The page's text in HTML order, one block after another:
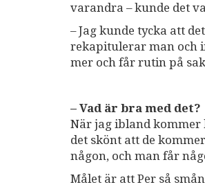
varandra – kunde det
– Jag kunde tycka att
rekapitulerar man och
mer och får rutin på
– Vad är bra med det?
När jag ibland kommer
det skönt att de
någon, och man får
Målet är att Per så